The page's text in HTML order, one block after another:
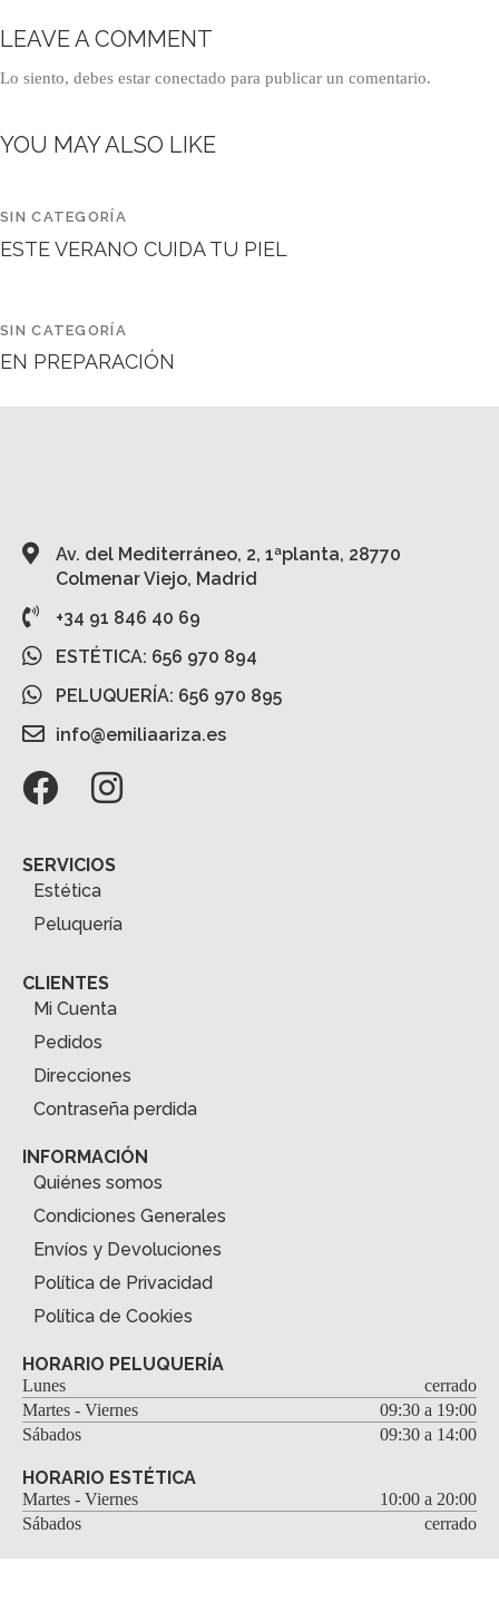
LEAVE A COMMENT
Lo siento, debes estar conectado para publicar un comentario.
YOU MAY ALSO LIKE
SIN CATEGORÍA
ESTE VERANO CUIDA TU PIEL
SIN CATEGORÍA
EN PREPARACIÓN
Av. del Mediterráneo, 2, 1ªplanta, 28770
Colmenar Viejo, Madrid
+34 91 846 40 69
ESTÉTICA: 656 970 894
PELUQUERÍA: 656 970 895
info@emiliaariza.es
SERVICIOS
Estética
Peluquería
CLIENTES
Mi Cuenta
Pedidos
Direcciones
Contraseña perdida
INFORMACIÓN
Quiénes somos
Condiciones Generales
Envíos y Devoluciones
Política de Privacidad
Política de Cookies
HORARIO PELUQUERÍA
Lunes
cerrado
Martes - Viernes
09:30 a 19:00
Sábados
09:30 a 14:00
HORARIO ESTÉTICA
Martes - Viernes
10:00 a 20:00
Sábados
cerrado